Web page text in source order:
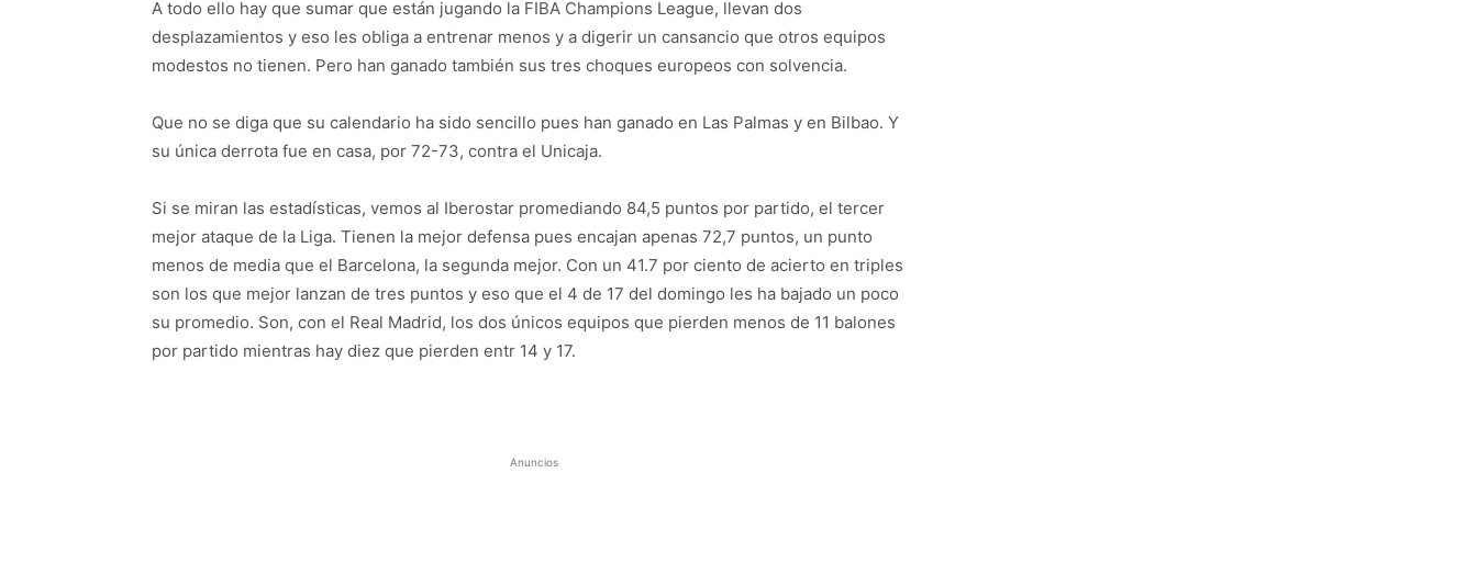
A todo ello hay que sumar que están jugando la FIBA Champions League, llevan dos
desplazamientos y eso les obliga a entrenar menos y a digerir un cansancio que otros equipos
modestos no tienen. Pero han ganado también sus tres choques europeos con solvencia.
Que no se diga que su calendario ha sido sencillo pues han ganado en Las Palmas y en Bilbao. Y
su única derrota fue en casa, por 72-73, contra el Unicaja.
Si se miran las estadísticas, vemos al Iberostar promediando 84,5 puntos por partido, el tercer
mejor ataque de la Liga. Tienen la mejor defensa pues encajan apenas 72,7 puntos, un punto
menos de media que el Barcelona, la segunda mejor. Con un 41.7 por ciento de acierto en triples
son los que mejor lanzan de tres puntos y eso que el 4 de 17 del domingo les ha bajado un poco
su promedio. Son, con el Real Madrid, los dos únicos equipos que pierden menos de 11 balones
por partido mientras hay diez que pierden entr 14 y 17.
Anuncios